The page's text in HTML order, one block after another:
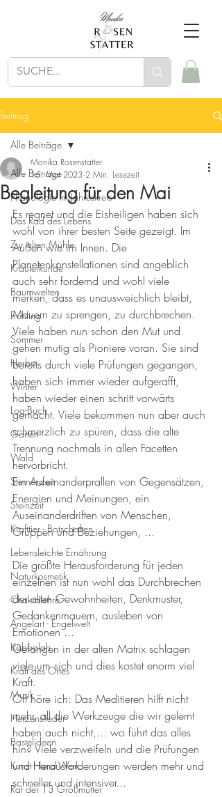
Beitrag
Alle Beiträge
Phänologie im Jahreskreis
Das Rad des Lebens
Zur alten Mühle
Kräuterkunde
Baumwelten
Frühling
Sommer
Herbst
Winter
Log-Buch
Garten
Wald
Sternenzeit
Steinzeit
Krafttier - Botschaften
Lebensleichte Ernährung
Naturkosmetik
Chakralehre
Angelart - Engelwelt
Kabbalah
Kraft des Ortes
Musik
Herzenslieder
Bastelideen
Kunst-Hand-Werk
Rat der 13 Großmütter
Alle Beiträge
Begleitung für den Mai
Monika Rosenstatter
15. Mai 2023 2 Min. Lesezeit
Es regnet und die Eisheiligen haben sich
wohl von ihrer besten Seite gezeigt. Im
Außen wie im Innen. Die
Planetenkonstellationen sind angeblich
auch sehr fordernd und wohl viele
merken, dass es unausweichlich bleibt,
Mauern zu sprengen, zu durchbrechen.
Viele haben nun schon den Mut und
gehen mutig als Pioniere voran. Sie sind
bereits durch viele Prüfungen gegangen,
haben sich immer wieder aufgerafft,
haben wieder einen schritt vorwärts
gemacht. Viele bekommen nun aber auch
schmerzlich zu spüren, dass die alte
Trennung nochmals in allen Facetten
hervorbricht.
Ein Aufeinanderprallen von Gegensätzen,
Energien und Meinungen, ein
Auseinanderdriften von Menschen,
Gruppen und Beziehungen, ...
Die größte Herausforderung für jeden
einzelnen ist nun wohl das Durchbrechen
der alten Gewohnheiten, Denkmuster,
Gedankenmauern, ausleben von
Emotionen ...
Gefangen in der alten Matrix schlagen
viele um sich und dies kostet enorm viel
Kraft.
Oft höre ich: Das Meditieren hilft nicht
mehr, all die Werkzeuge die wir gelernt
haben auch nicht,... wo führt das alles
hin? Viele verzweifeln und die Prüfungen
und Herausforderungen werden mehr und
schneller und intensiver...